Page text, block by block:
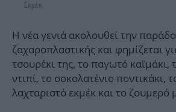
Εκμέκ
Η νέα γενιά ακολουθεί την
ζαχαροπλαστικής και φημίζεται
τσουρέκι της, το παγωτό καϊμάκι,
ντιπί, το σοκολατένιο ποντικάκι,
λαχταριστό εκμέκ και το